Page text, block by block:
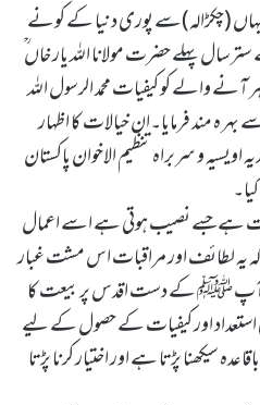
یہاں (چکڑالہ)سے پوری دنیا کے کونے
پہلے حضرت مولانا اللہ یار خاں
آنے والے کو کیفیات محمد الرسول اللہ
ہ مند فرمایا۔ان خیالات کا اظہار
اویسیہ و سربراہ تنظیم الاخوان پاکستان
قوت ہے جسے نصیب ہوتی ہے اسے اعمال
کہ یہ لطائف اور مراقبات اس مشت غبار
کو آپ ﷺ کے دست اقدس پر بیعت کا
اور کیفیات کے حصول کے لیے
سیکھنا پڑتا ہے اور اختیار کرنا پڑتا